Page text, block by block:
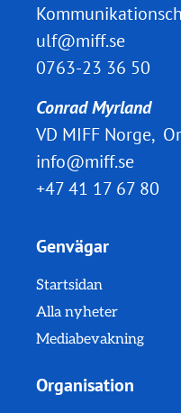
ulf@miff.se
0763-23 36 50
Conrad Myrland
VD MIFF Norge,
info@miff.se
+47 41 17 67 80
Genvägar
Startsidan
Alla nyheter
Mediabevakning
Organisation